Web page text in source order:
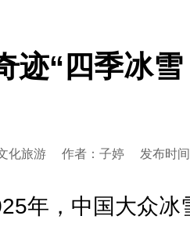
迹“四季冰
化旅游 作者：子婷 发布时间
，中国大众冰